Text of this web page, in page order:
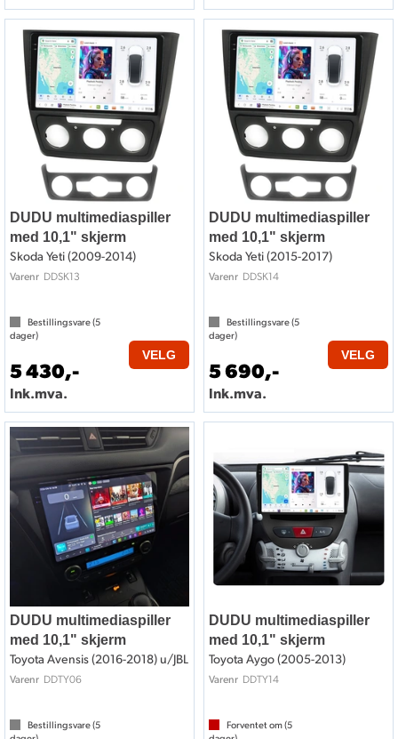
DUDU multimediaspiller
med 10,1" skjerm
Skoda Yeti (2009-2014)
Varenr DDSK13
Bestillingsvare (5
dager)
5 430,-
Ink.mva.
VELG
DUDU multimediaspiller
med 10,1" skjerm
Skoda Yeti (2015-2017)
Varenr DDSK14
Bestillingsvare (5
dager)
5 690,-
Ink.mva.
VELG
DUDU multimediaspiller
med 10,1" skjerm
Toyota Avensis (2016-2018) u/JBL
Varenr DDTY06
Bestillingsvare (5
DUDU multimediaspiller
med 10,1" skjerm
Toyota Aygo (2005-2013)
Varenr DDTY14
Forventet om (5